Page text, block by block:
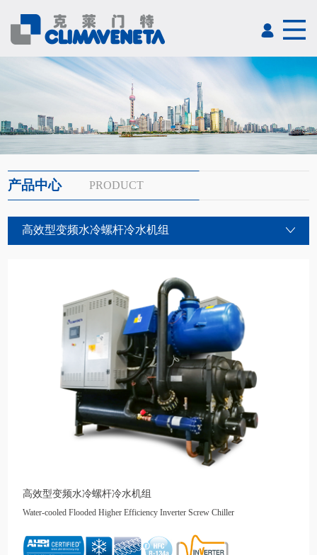
产品中心 PRODUCT
高效型变频水冷螺杆冷水机组
高效型变频水冷螺杆冷水机组
Water-cooled Flooded Higher Efficiency Inverter Screw Chiller